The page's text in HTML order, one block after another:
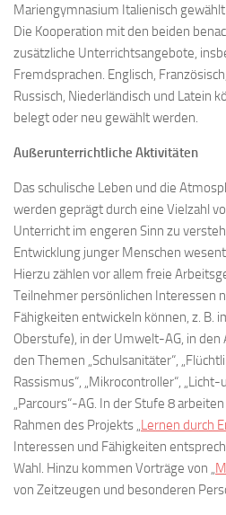
Mariengymnasium Italienisch
Die Kooperation mit den beiden
zusätzliche Unterrichtsangebote,
Fremdsprachen. Englisch,
Russisch, Niederländisch und Latein
belegt oder neu gewählt werden.
Außerunterrichtliche Aktivitäten
Das schulische Leben und die
werden geprägt durch eine Vielzahl
Unterricht im engeren Sinn zu
Entwicklung junger Menschen
Hierzu zählen vor allem freie
Teilnehmer persönlichen Interessen
Fähigkeiten entwickeln können, z. B.
Oberstufe), in der Umwelt-AG, in
den Themen „Schulsanitäter“,
Rassismus“, „Mikrocontroller“,
„Parcours“-AG. In der Stufe 8
Rahmen des Projekts „Lernen durch
Interessen und Fähigkeiten
Wahl. Hinzu kommen Vorträge von „
von Zeitzeugen und besonderen